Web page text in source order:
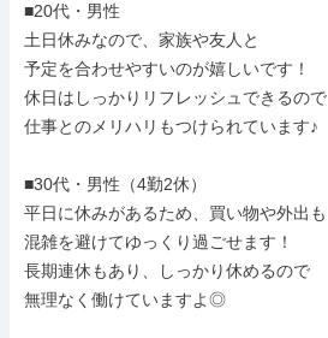
■20代・男性
土日休みなので、家族や友人と
予定を合わせやすいのが嬉しいです！
休日はしっかりリフレッシュできるので
仕事とのメリハリもつけられています♪
■30代・男性（4勤2休）
平日に休みがあるため、買い物や外出も
混雑を避けてゆっくり過ごせます！
長期連休もあり、しっかり休めるので
無理なく働けていますよ◎